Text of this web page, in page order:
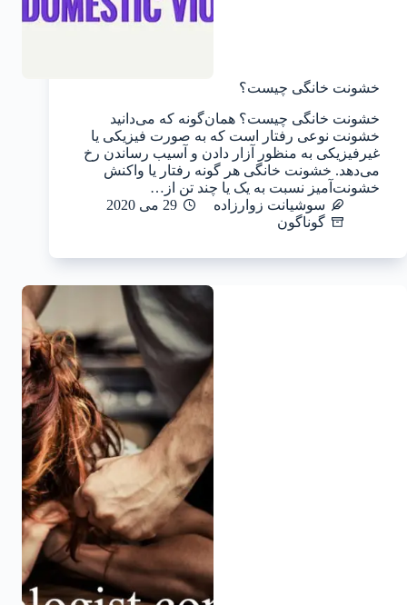
خشونت خانگی چیست؟
خشونت خانگی چیست؟ همان‌گونه که می‌دانید
خشونت نوعی رفتار است که به صورت فیزیکی یا
غیرفیزیکی به منظور آزار دادن و آسیب رساندن رخ
می‌دهد. خشونت خانگی هر گونه رفتار یا واکنش
خشونت‌آمیز نسبت به یک یا چند تن از…
سوشیانت زوارزاده
29 می 2020
گوناگون